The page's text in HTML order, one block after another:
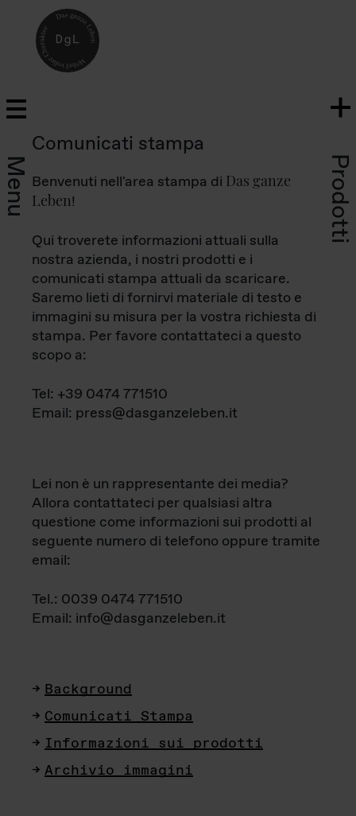
Menu Prodotti
Comunicati stampa
Benvenuti nell'area stampa di Das ganze
Leben!
Qui troverete informazioni attuali sulla
nostra azienda, i nostri prodotti e i
comunicati stampa attuali da scaricare.
Saremo lieti di fornirvi materiale di testo e
immagini su misura per la vostra richiesta di
stampa. Per favore contattateci a questo
scopo a:
Tel: +39 0474 771510
Email: press@dasganzeleben.it
Lei non è un rappresentante dei media?
Allora contattateci per qualsiasi altra
questione come informazioni sui prodotti al
seguente numero di telefono oppure tramite
email:
Tel.: 0039 0474 771510
Email: info@dasganzeleben.it
Background
Comunicati Stampa
Informazioni sui prodotti
Archivio immagini